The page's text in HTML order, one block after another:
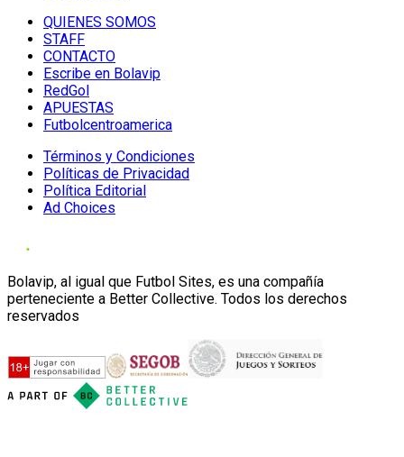
QUIENES SOMOS
STAFF
CONTACTO
Escribe en Bolavip
RedGol
APUESTAS
Futbolcentroamerica
Términos y Condiciones
Políticas de Privacidad
Política Editorial
Ad Choices
Bolavip, al igual que Futbol Sites, es una compañía
perteneciente a Better Collective. Todos los derechos
reservados